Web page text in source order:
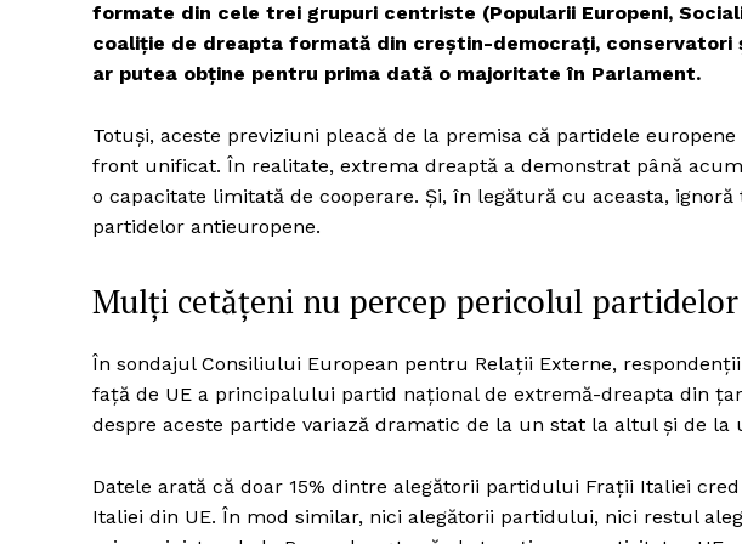
formate din cele trei grupuri centriste (Popularii Europeni,
coaliție de dreapta formată din creștin-democrați,
ar putea obține pentru prima dată o majoritate în Parlament.
Totuși, aceste previziuni pleacă de la premisa că partidele
front unificat. În realitate, extrema dreaptă a demonstrat până
o capacitate limitată de cooperare. Și, în legătură cu aceasta,
partidelor antieuropene.
Mulți cetățeni nu percep pericolul
În sondajul Consiliului European pentru Relații Externe,
față de UE a principalului partid național de extremă-dreapta din
despre aceste partide variază dramatic de la un stat la altul și de la
Datele arată că doar 15% dintre alegătorii partidului Fraţii Italiei
Italiei din UE. În mod similar, nici alegătorii partidului, nici restul